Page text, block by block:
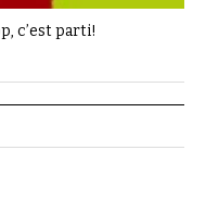
c’est parti!